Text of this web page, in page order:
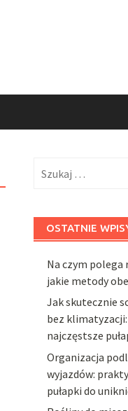
OSTATNIE
Na czym polega
jakie metody
Jak skutecznie
bez
najczęstsze
Organizacja
wyjazdów:
pułapki do